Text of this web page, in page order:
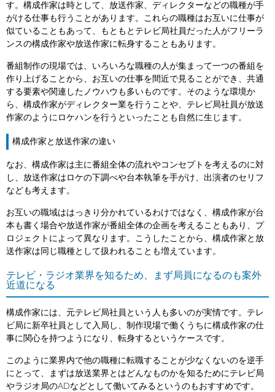
す。構成作家は時として、放送作家、ディレクターなどの職種が手
がける仕事も行うことがあります。これらの職種はお互いに仕事が
似ていることもあって、もともとテレビ局社員だった人がフリーラ
ンスの構成作家や放送作家に転身することもあります。
番組制作の現場では、いろいろな職種の人が集まって一つの番組を
作り上げることから、お互いの仕事を間近で見ることができ、共通
する要素や関連したノウハウも多いものです。そのような環境か
ら、構成作家がディレクター業を行うことや、テレビ局社員が放送
作家のようにロケハンを行うといったことも自然に生じます。
構成作家と放送作家の違い
なお、構成作家は主に番組全体の流れやコンセプトを考えるのに対
し、放送作家はロケの下調べや台本執筆を手がけ、出演者のセリフ
なども考えます。
お互いの職域ははっきり分かれているわけではなく、構成作家が台
本も書く場合や放送作家が番組全体の企画を考えることもあり、プ
ロジェクトによって異なります。こうしたことから、構成作家と放
送作家は同じ職種として扱われることも増えています。
テレビ・ラジオ業界を知るため、まず局員になるのも案外
近道になる
構成作家には、元テレビ局社員という人も多いのが実情です。テレ
ビ局に新卒社員として入局し、制作現場で働くうちに構成作家の仕
事に関心を持つようになり、転身するというケースです。
このように業界内で他の職種に転職することが少なくないのを逆手
にとって、まずは放送業界とはどんなものかを知るためにテレビ局
やラジオ局のADなどとして働いてみるというのもおすすめです。